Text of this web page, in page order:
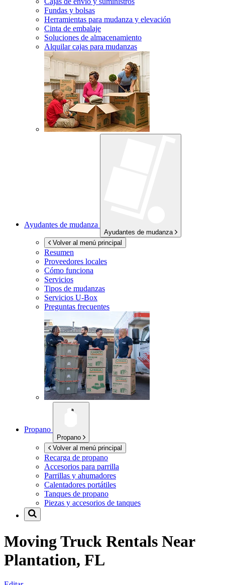
Fundas y bolsas
Herramientas para mudanza y elevación
Cinta de embalaje
Soluciones de almacenamiento
Alquilar cajas para mudanzas
Ayudantes de mudanza
Ayudantes de mudanza
Volver al menú principal
Resumen
Proveedores locales
Cómo funciona
Servicios
Tipos de mudanzas
Servicios U-Box
Preguntas frecuentes
Propano
Propano
Volver al menú principal
Recarga de propano
Accesorios para parrilla
Parrillas y ahumadores
Calentadores portátiles
Tanques de propano
Piezas y accesorios de tanques
Moving Truck Rentals Near
Plantation, FL